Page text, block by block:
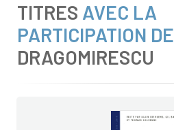
TITRES AVEC LA
PARTICIPATION DE
DRAGOMIRESCU